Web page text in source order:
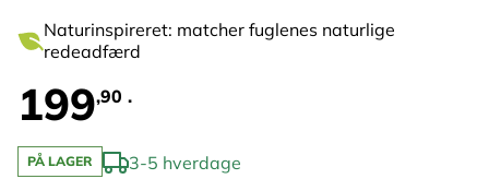
Naturinspireret: matcher fuglenes naturlige
redeadfærd
199,90 .
PÅ LAGER 3-5 hverdage